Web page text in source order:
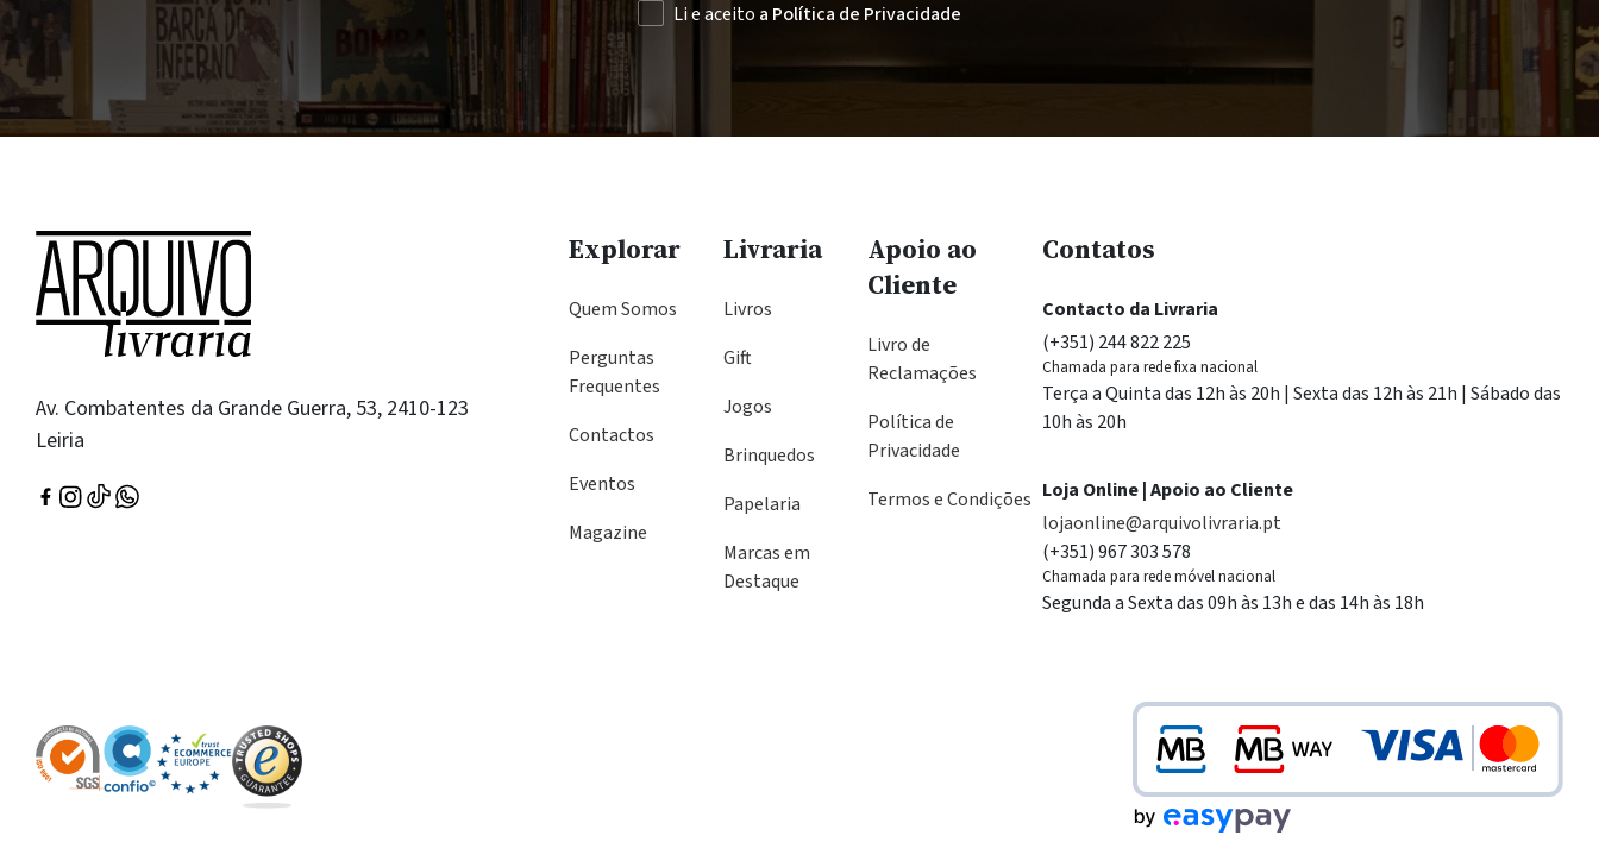
Li e aceito a Política de Privacidade
Av. Combatentes da Grande Guerra, 53, 2410-123
Leiria
Explorar
Quem Somos
Perguntas
Frequentes
Contactos
Eventos
Magazine
Livraria
Livros
Gift
Jogos
Brinquedos
Papelaria
Marcas em
Destaque
Apoio ao
Cliente
Livro de
Reclamações
Política de
Privacidade
Termos e Condições
Contatos
Contacto da Livraria
(+351) 244 822 225
Chamada para rede fixa nacional
Terça a Quinta das 12h às 20h | Sexta das 12h às 21h | Sábado das
10h às 20h
Loja Online | Apoio ao Cliente
lojaonline@arquivolivraria.pt
(+351) 967 303 578
Chamada para rede móvel nacional
Segunda a Sexta das 09h às 13h e das 14h às 18h